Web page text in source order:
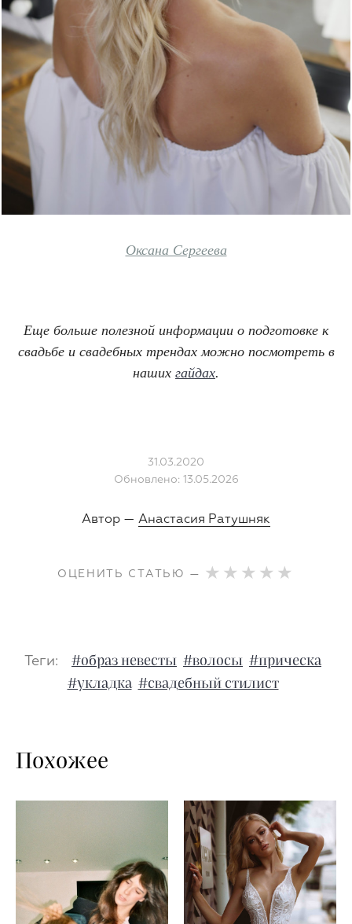
Оксана Сергеева
Еще больше полезной информации о подготовке к
свадьбе и свадебных трендах можно посмотреть в
наших гайдах.
31.03.2020
Обновлено: 13.05.2026
Автор — Анастасия Ратушняк
ОЦЕНИТЬ СТАТЬЮ —
Теги: #образ невесты #волосы #прическа
#укладка #свадебный стилист
Похожее